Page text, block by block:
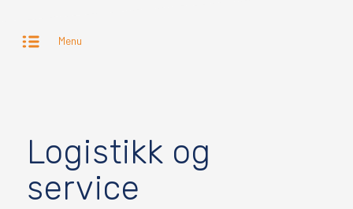
Menu
Logistikk og
service